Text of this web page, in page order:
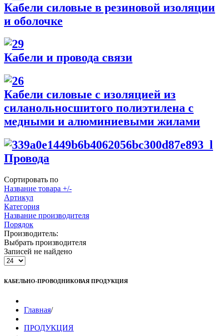
Кабели силовые в резиновой изоляции
и оболочке
Кабели и провода связи
Кабели силовые с изоляцией из
силанольносшитого полиэтилена с
медными и алюминиевыми жилами
Провода
Сортировать по
Название товара +/-
Артикул
Категория
Название производителя
Порядок
Производитель:
Выбрать производителя
Записей не найдено
КАБЕЛЬНО-ПРОВОДНИКОВАЯ ПРОДУКЦИЯ
Главная/
ПРОДУКЦИЯ